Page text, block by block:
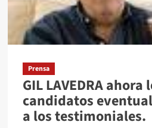
Prensa
GIL LAVEDRA ahora
candidatos
a los testimoniales.